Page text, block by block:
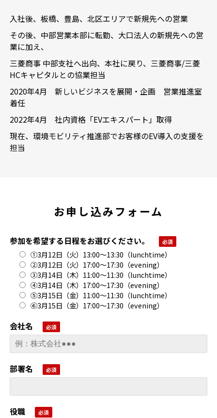
入社後、板橋、豊島、北区エリアで新規先への営業
その後、中部営業本部に転勤、大口法人の新規先への営
業に加え、
三菱商事 中部支社へ出向、本社に戻り、三菱商事/三菱
HCキャピタルとの協業担当
2020年4月 新しいビジネスを展開・企画 営業推進室
着任
2022年4月 社内資格「EVエキスパート」取得
現在、環境モビリティ推進部でお客様のEV導入の支援を
担当
お申し込みフォーム
参加を希望する日程をお選びください。
①3月12日（火）13:00〜13:30（lunchtime）
②3月12日（火）17:00〜17:30（evening）
③3月14日（木）11:00〜11:30（lunchtime）
④3月14日（木）17:00〜17:30（evening）
⑤3月15日（金）11:00〜11:30（lunchtime）
⑥3月15日（金）17:00〜17:30（evening）
会社名
部署名
役職